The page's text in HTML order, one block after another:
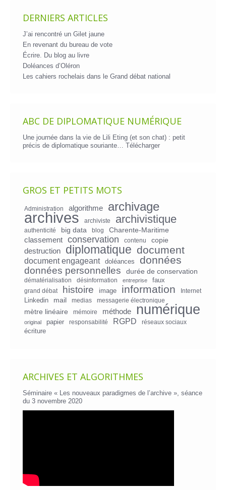
DERNIERS ARTICLES
J’ai rencontré un Gilet jaune
En revenant du bureau de vote
Écrire. Du blog au livre
Doléances d’Oléron
Les cahiers rochelais dans le Grand débat national
ABC DE DIPLOMATIQUE NUMÉRIQUE
Une journée dans la vie de Lili Eting (et son chat) : petit
précis de diplomatique souriante… Télécharger
GROS ET PETITS MOTS
Administration algorithme archivage
archives archiviste archivistique
authenticité big data blog
Charente-Maritime
classement
conservation contenu
copie
destruction
diplomatique document
document engageant doléances données
données personnelles durée de conservation
dématérialisation désinformation entreprise faux
grand débat histoire image information Internet
Linkedin mail medias messagerie électronique
mètre linéaire mémoire méthode numérique
original papier responsabilité RGPD réseaux sociaux
écriture
ARCHIVES ET ALGORITHMES
Séminaire « Les nouveaux paradigmes de l’archive », séance
du 3 novembre 2020